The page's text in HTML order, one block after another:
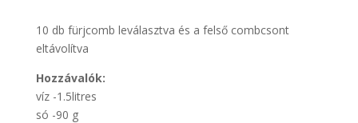
10 db fürjcomb leválasztva és a felső combcsont
eltávolítva
Hozzávalók:
víz -1.5litres
só -90 g